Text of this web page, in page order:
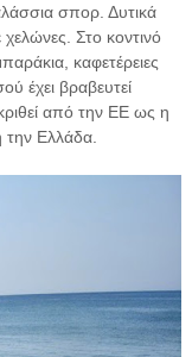
σπορ. Δυτικά
Στο κοντινό
καφετέρειες
έχει βραβευτεί
από την ΕΕ ως η
την Ελλάδα.